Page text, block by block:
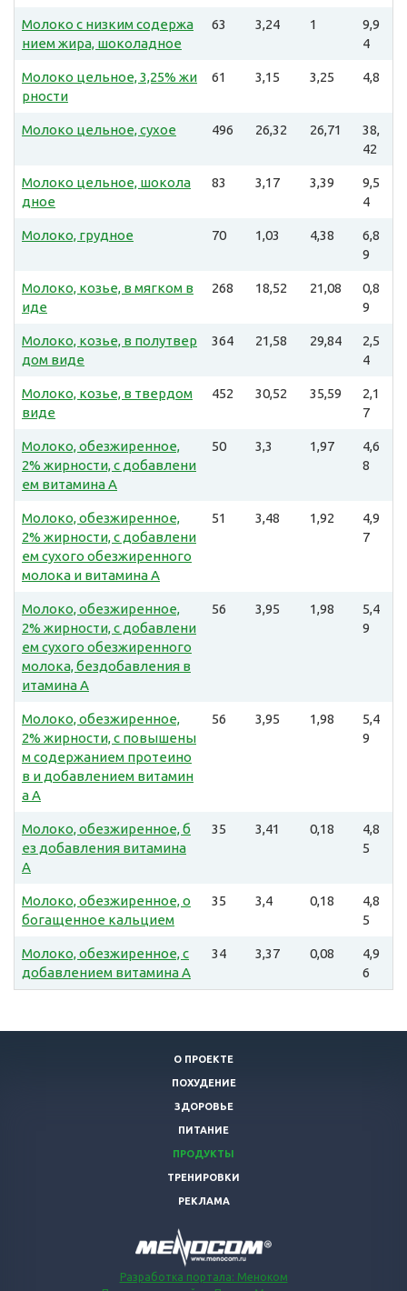
Молоко с низким содержа
нием жира, шоколадное
63 3,24 1
9,9
4
Молоко цельное, 3,25% жи
рности
61 3,15 3,25 4,8
Молоко цельное, сухое 496 26,32 26,71
38,
42
Молоко цельное, шокола
дное
83 3,17 3,39
9,5
4
Молоко, грудное 70 1,03 4,38
6,8
9
Молоко, козье, в мягком в
иде
268 18,52 21,08
0,8
9
Молоко, козье, в полутвер
дом виде
364 21,58 29,84
2,5
4
Молоко, козье, в твердом
виде
452 30,52 35,59
2,1
7
Молоко, обезжиренное,
2% жирности, с добавлени
ем витамина А
50 3,3 1,97
4,6
8
Молоко, обезжиренное,
2% жирности, с добавлени
ем сухого обезжиренного
молока и витамина А
51 3,48 1,92
4,9
7
Молоко, обезжиренное,
2% жирности, с добавлени
ем сухого обезжиренного
молока, бездобавления в
итамина А
56 3,95 1,98
5,4
9
Молоко, обезжиренное,
2% жирности, с повышены
м содержанием протеино
в и добавлением витамин
а А
56 3,95 1,98
5,4
9
Молоко, обезжиренное, б
ез добавления витамина
А
35 3,41 0,18
4,8
5
Молоко, обезжиренное, о
богащенное кальцием
35 3,4 0,18
4,8
5
Молоко, обезжиренное, с
добавлением витамина А
34 3,37 0,08
4,9
6
О ПРОЕКТЕ
ПОХУДЕНИЕ
ЗДОРОВЬЕ
ПИТАНИЕ
ПРОДУКТЫ
ТРЕНИРОВКИ
РЕКЛАМА
Разработка портала: Меноком